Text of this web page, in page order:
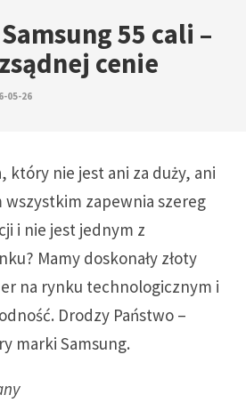
55 cali –
cenie
05-26
który nie jest ani za duży, ani
wszystkim zapewnia szereg
i nie jest jednym z
Mamy doskonały złoty
na rynku technologicznym i
Drodzy Państwo –
marki Samsung.